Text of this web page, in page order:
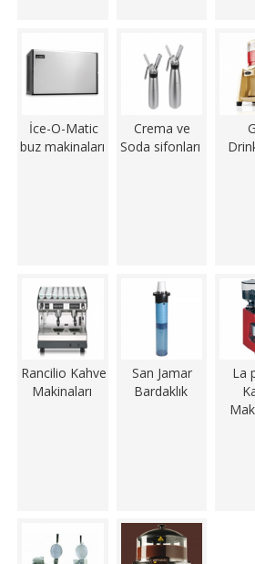
İce-O-Matic
buz makinaları
Crema ve
Soda sifonları
Rancilio Kahve
Makinaları
San Jamar
Bardaklık
La